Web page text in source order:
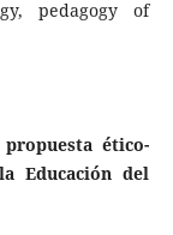
pedagogy of
ético-
Educación del